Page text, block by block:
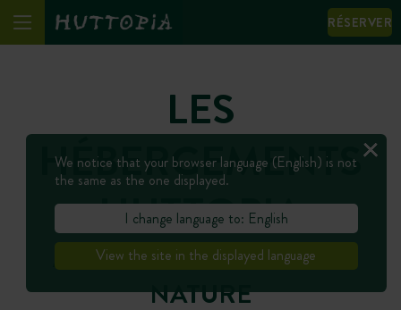
RÉSERVER
LES
HÉBERGEMENTS
HUTTOPIA
AU PLUS PROCHE DE LA
NATURE
We notice that your browser language (English) is not
the same as the one displayed.
I change language to: English
View the site in the displayed language